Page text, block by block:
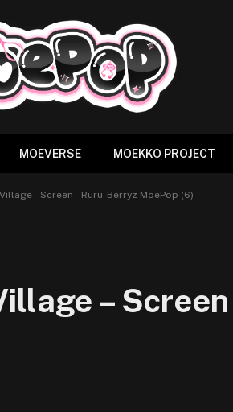
MOEVERSE MOEKKO PROJECT
– Screen – Ruru-Berryz MoePop (6)
–